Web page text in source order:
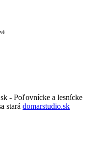
- Poľovnícke a lesnícke
stará domarstudio.sk